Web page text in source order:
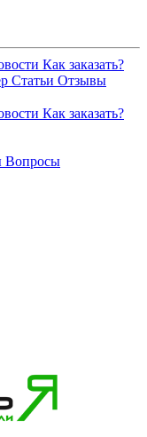
Как заказать?
Статьи Отзывы
Как заказать?
Вопросы